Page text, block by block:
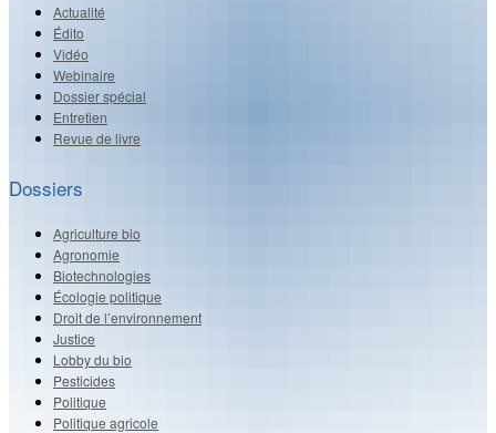
Actualité
Édito
Vidéo
Webinaire
Dossier spécial
Entretien
Revue de livre
Dossiers
Agriculture bio
Agronomie
Biotechnologies
Écologie politique
Droit de l’environnement
Justice
Lobby du bio
Pesticides
Politique
Politique agricole